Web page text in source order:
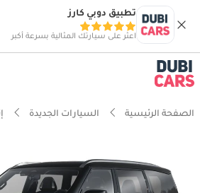
تطبيق دوبي كارز
اعثر على سيارتك المثالية بسرعة أكبر
الصفحة الرئيسية السيارات الجديدة